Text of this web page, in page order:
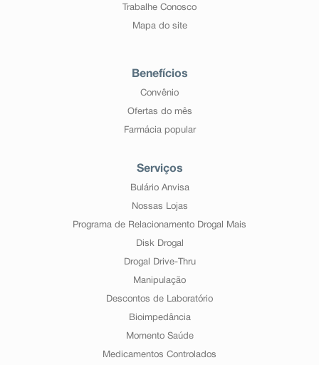
Trabalhe Conosco
Mapa do site
Benefícios
Convênio
Ofertas do mês
Farmácia popular
Serviços
Bulário Anvisa
Nossas Lojas
Programa de Relacionamento Drogal Mais
Disk Drogal
Drogal Drive-Thru
Manipulação
Descontos de Laboratório
Bioimpedância
Momento Saúde
Medicamentos Controlados